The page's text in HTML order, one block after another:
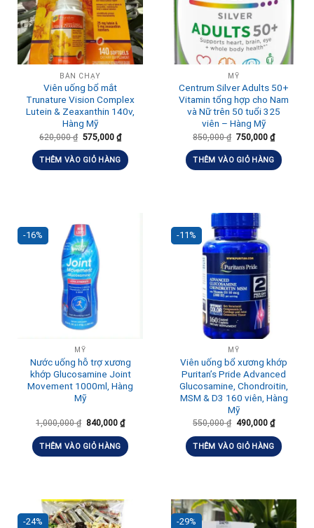
BÁN CHẠY
Viên uống bổ mắt
Trunature Vision Complex
Lutein & Zeaxanthin 140v,
Hàng Mỹ
620,000₫ 575,000 ₫
THÊM VÀO GIỎ HÀNG
MỸ
Centrum Silver Adults 50+
Vitamin tổng hợp cho Nam
và Nữ trên 50 tuổi 325
viên – Hàng Mỹ
850,000₫ 750,000 ₫
THÊM VÀO GIỎ HÀNG
-16%
MỸ
Nước uống hỗ trợ xương
khớp Glucosamine Joint
Movement 1000ml, Hàng
Mỹ
1,000,000₫ 840,000 ₫
THÊM VÀO GIỎ HÀNG
-11%
MỸ
Viên uống bổ xương khớp
Puritan’s Pride Advanced
Glucosamine, Chondroitin,
MSM & D3 160 viên, Hàng
Mỹ
550,000₫ 490,000 ₫
THÊM VÀO GIỎ HÀNG
-24% -29%